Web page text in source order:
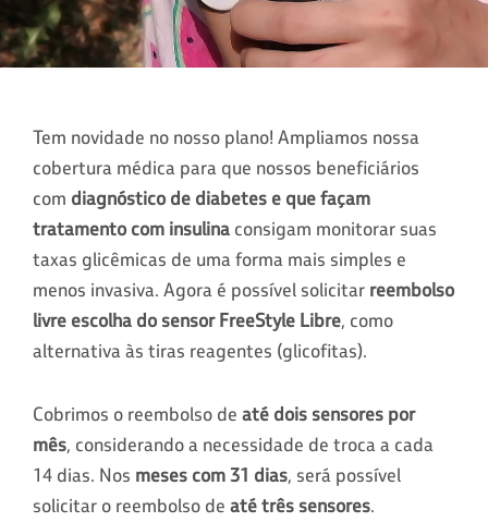
Tem novidade no nosso plano! Ampliamos nossa
cobertura médica para que nossos beneficiários
com diagnóstico de diabetes e que façam
tratamento com insulina consigam monitorar suas
taxas glicêmicas de uma forma mais simples e
menos invasiva. Agora é possível solicitar reembolso
livre escolha do sensor FreeStyle Libre, como
alternativa às tiras reagentes (glicofitas).
Cobrimos o reembolso de até dois sensores por
mês, considerando a necessidade de troca a cada
14 dias. Nos meses com 31 dias, será possível
solicitar o reembolso de até três sensores.